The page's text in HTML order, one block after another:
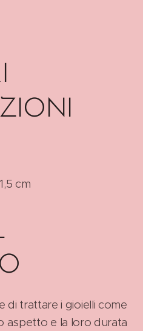
cm
di trattare i gioielli come
aspetto e la loro durata